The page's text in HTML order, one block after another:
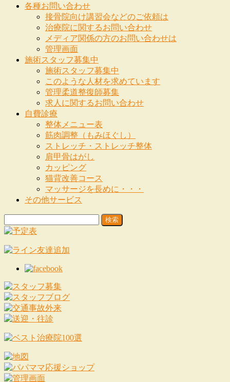
各種お問い合わせ
接骨院向け講習会などのご依頼は
治療院に関するお問い合わせ
メディア関係の方のお問い合わせは
管理画面
施術スタッフ募集中
施術スタッフ募集中
このような人材を求めています
管理柔道整復師募集
求人に関するお問い合わせ
自費診療
整体メニュー表
筋肉調整（もみほぐし）
ストレッチ・ストレッチ整体
肩甲骨はがし
カッピング
猫背改善コース
マッサージを長めに・・・
その他サービス
索: